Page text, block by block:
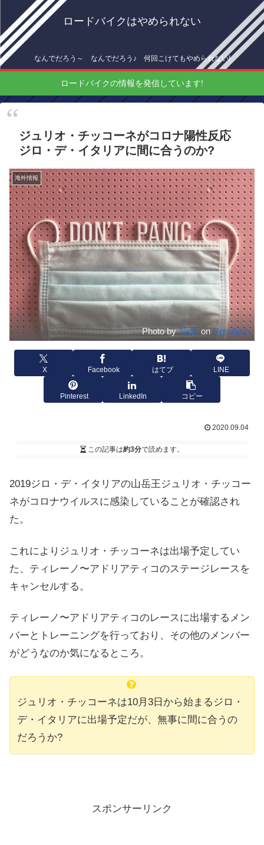
ロードバイクはやめられない
なんでだろう～ なんでだろう♪ 何回こけてもやめられない!
ロードバイクの情報を発信しています!
ジュリオ・チッコーネがコロナ陽性反応
ジロ・デ・イタリアに間に合うのか?
海外情報
Photo byTonik on Unsplash
X Facebook はてブ LINE
Pinterest LinkedIn コピー
2020.09.04
この記事は約3分で読めます。
2019ジロ・デ・イタリアの山岳王ジュリオ・チッコー
ネがコロナウイルスに感染していることが確認され
た。
これによりジュリオ・チッコーネは出場予定してい
た、ティレーノ〜アドリアティコのステージレースを
キャンセルする。
ティレーノ〜アドリアティコのレースに出場するメン
バーとトレーニングを行っており、その他のメンバー
がどうなのか気になるところ。
ジュリオ・チッコーネは10月3日から始まるジロ・
デ・イタリアに出場予定だが、無事に間に合うの
だろうか?
スポンサーリンク